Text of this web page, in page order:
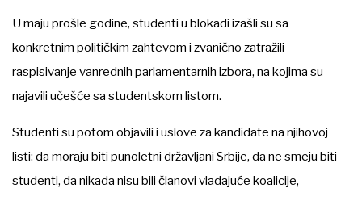
U maju prošle godine, studenti u blokadi izašli su sa
konkretnim političkim zahtevom i zvanično zatražili
raspisivanje vanrednih parlamentarnih izbora, na kojima su
najavili učešće sa studentskom listom.
Studenti su potom objavili i uslove za kandidate na njihovoj
listi: da moraju biti punoletni državljani Srbije, da ne smeju biti
studenti, da nikada nisu bili članovi vladajuće koalicije,